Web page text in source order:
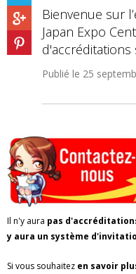
Bienvenue sur
Japan Expo
d'accréditations
Publié le 25
Il n'y aura pas
y aura un système
Si vous souhaitez en savoir